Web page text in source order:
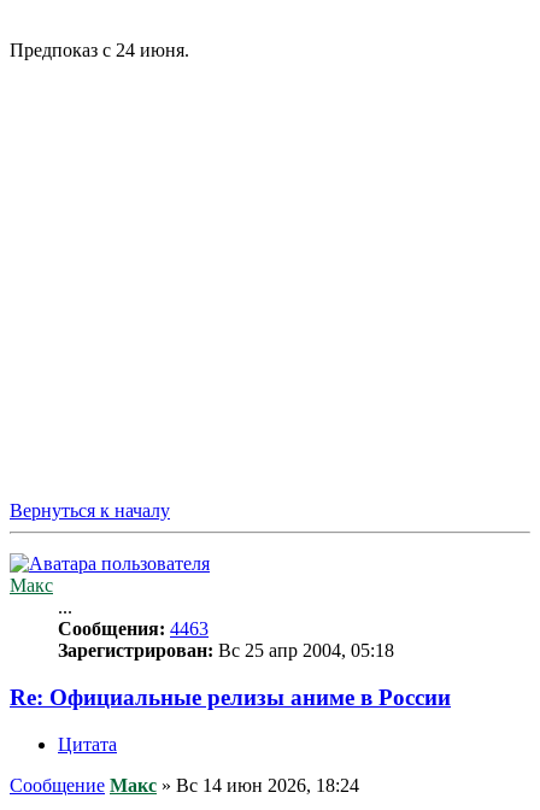
Предпоказ с 24 июня.
Вернуться к началу
Макс
...
Сообщения: 4463
Зарегистрирован: Вс 25 апр 2004, 05:18
Re: Официальные релизы аниме в России
Цитата
Сообщение Макс » Вс 14 июн 2026, 18:24